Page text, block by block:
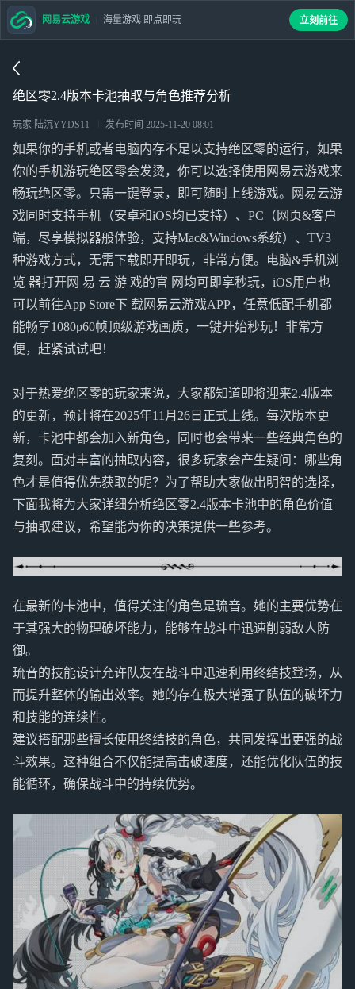
绝区零2.4版本卡池抽取与角色推荐分析
玩家 陆沉YYDS11 发布时间 2025-11-20 08:01
如果你的手机或者电脑内存不足以支持绝区零的运行，如果
你的手机游玩绝区零会发烫，你可以选择使用网易云游戏来
畅玩绝区零。只需一键登录，即可随时上线游戏。网易云游
戏同时支持手机（安卓和iOS均已支持）、PC（网页&客户
端，尽享模拟器般体验，支持Mac&Windows系统）、TV3
种游戏方式，无需下载即开即玩，非常方便。电脑&手机浏
览 器打开网 易 云 游 戏的官 网均可即享秒玩，iOS用户也
可以前往App Store下 载网易云游戏APP，任意低配手机都
能畅享1080p60帧顶级游戏画质，一键开始秒玩！非常方
便，赶紧试试吧！
对于热爱绝区零的玩家来说，大家都知道即将迎来2.4版本
的更新，预计将在2025年11月26日正式上线。每次版本更
新，卡池中都会加入新角色，同时也会带来一些经典角色的
复刻。面对丰富的抽取内容，很多玩家会产生疑问：哪些角
色才是值得优先获取的呢？为了帮助大家做出明智的选择，
下面我将为大家详细分析绝区零2.4版本卡池中的角色价值
与抽取建议，希望能为你的决策提供一些参考。
在最新的卡池中，值得关注的角色是琉音。她的主要优势在
于其强大的物理破坏能力，能够在战斗中迅速削弱敌人防
御。
琉音的技能设计允许队友在战斗中迅速利用终结技登场，从
而提升整体的输出效率。她的存在极大增强了队伍的破坏力
和技能的连续性。
建议搭配那些擅长使用终结技的角色，共同发挥出更强的战
斗效果。这种组合不仅能提高击破速度，还能优化队伍的技
能循环，确保战斗中的持续优势。
网易云游戏 海量游戏 即点即玩 立刻前往